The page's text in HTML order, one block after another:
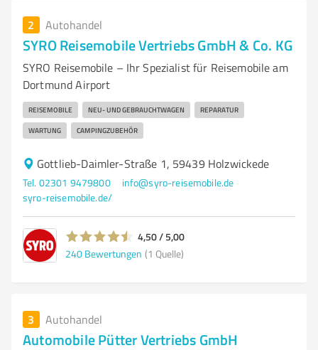
2 Autohandel
SYRO Reisemobile Vertriebs GmbH & Co. KG
SYRO Reisemobile – Ihr Spezialist für Reisemobile am
Dortmund Airport
REISEMOBILE NEU- UND GEBRAUCHTWAGEN REPARATUR
WARTUNG CAMPINGZUBEHÖR
Gottlieb-Daimler-Straße 1, 59439 Holzwickede
Tel. 02301 9479800
info@syro-reisemobile.de
syro-reisemobile.de/
4,50 / 5,00
240 Bewertungen (1 Quelle)
3 Autohandel
Automobile Pütter Vertriebs GmbH